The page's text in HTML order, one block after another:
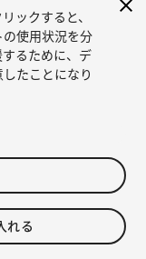
ックすると、
使用状況を分
るために、デ
たことになり
れる